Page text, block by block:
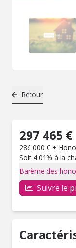
Retour
297 465 €
286 000 € +
Soit 4.01% à la
Barème des
Suivre le